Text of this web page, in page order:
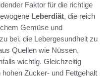
Faktor für die richtige
Leberdiät, die reich
Gemüse und
bei, die Lebergesundheit zu
Quellen wie Nüssen,
wichtig. Gleichzeitig
Zucker- und Fettgehalt